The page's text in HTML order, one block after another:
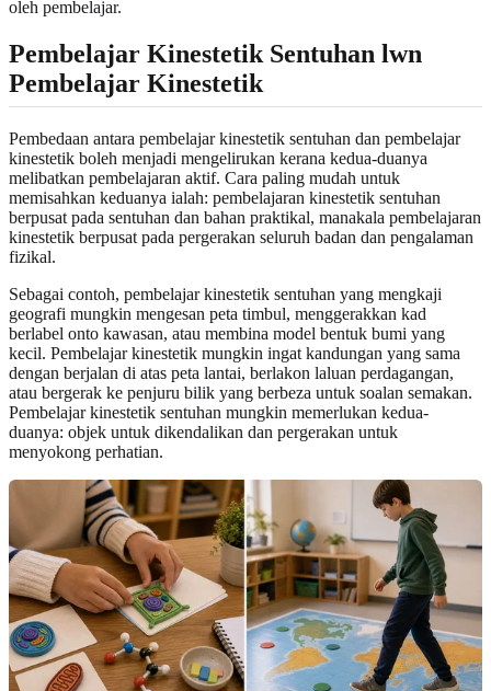
oleh pembelajar.
Pembelajar Kinestetik Sentuhan lwn
Pembelajar Kinestetik
Pembedaan antara pembelajar kinestetik sentuhan dan pembelajar
kinestetik boleh menjadi mengelirukan kerana kedua-duanya
melibatkan pembelajaran aktif. Cara paling mudah untuk
memisahkan keduanya ialah: pembelajaran kinestetik sentuhan
berpusat pada sentuhan dan bahan praktikal, manakala pembelajaran
kinestetik berpusat pada pergerakan seluruh badan dan pengalaman
fizikal.
Sebagai contoh, pembelajar kinestetik sentuhan yang mengkaji
geografi mungkin mengesan peta timbul, menggerakkan kad
berlabel onto kawasan, atau membina model bentuk bumi yang
kecil. Pembelajar kinestetik mungkin ingat kandungan yang sama
dengan berjalan di atas peta lantai, berlakon laluan perdagangan,
atau bergerak ke penjuru bilik yang berbeza untuk soalan semakan.
Pembelajar kinestetik sentuhan mungkin memerlukan kedua-
duanya: objek untuk dikendalikan dan pergerakan untuk
menyokong perhatian.